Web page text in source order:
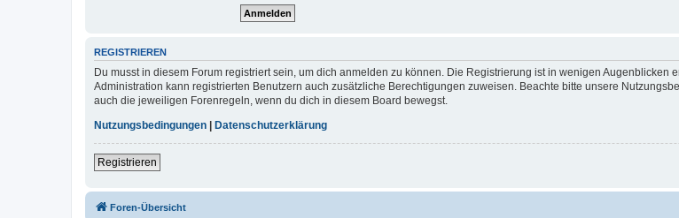
REGISTRIEREN
Du musst in diesem Forum registriert sein, um dich anmelden zu können. Die Registrierung ist in wenigen
Administration kann registrierten Benutzern auch zusätzliche Berechtigungen zuweisen. Beachte bitte unsere
auch die jeweiligen Forenregeln, wenn du dich in diesem Board bewegst.
Nutzungsbedingungen
Datenschutzerklärung
Registrieren
Foren-Übersicht